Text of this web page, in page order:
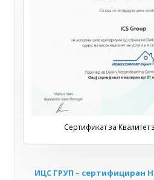
Сертификат за Квалитет
ИЦС ГРУП – сертифициран